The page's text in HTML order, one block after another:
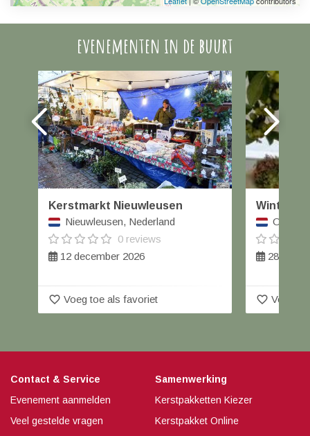
evenementen in de buurt
Kerstmarkt Nieuwleusen
Nieuwleusen, Nederland
0 reviews
12 december 2026
favorite_border Voeg toe als favoriet
28 t/m
favorite_border Voeg
Contact & Service
Evenement aanmelden
Veel gestelde vragen
Samenwerking
Kerstpakketten Kiezer
Kerstpakket Online